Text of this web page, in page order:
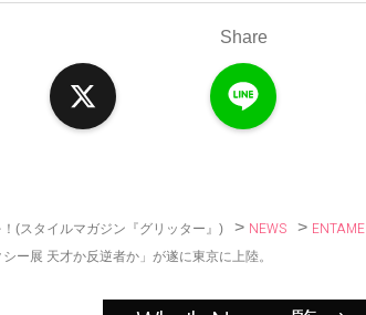
Share
(スタイルマガジン『グリッター』) > NEWS > ENTAME
ー展 天才か反逆者か」が遂に東京に上陸。